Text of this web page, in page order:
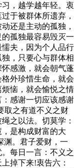
，越学越年轻。衷
于被群体所遗弃，
还是主动的孤独，
孤独最容易毁灭一
夫，因为个人品行
，只要心与群体相
感激，就会朝气蓬
外珍惜生命，就会
恼，就会愉悦之情
感谢一切应该感谢
取之有道不义之财
之以法。切莫学：
是构成财富的大
渊。君子爱财，一
每日一言：不义之
掉下来!衷告六：